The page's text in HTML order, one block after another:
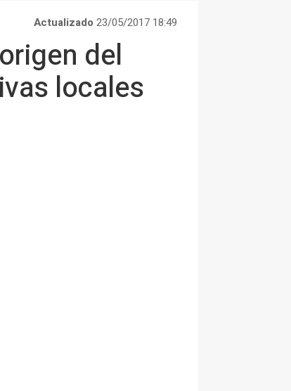
Actualizado 23/05/2017 18:49
del
locales